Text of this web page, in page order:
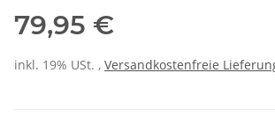
79,95 €
inkl. 19% USt. , Versandkostenfreie